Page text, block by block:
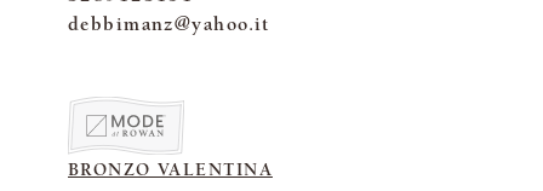
debbimanz@yahoo.it
BRONZO VALENTINA